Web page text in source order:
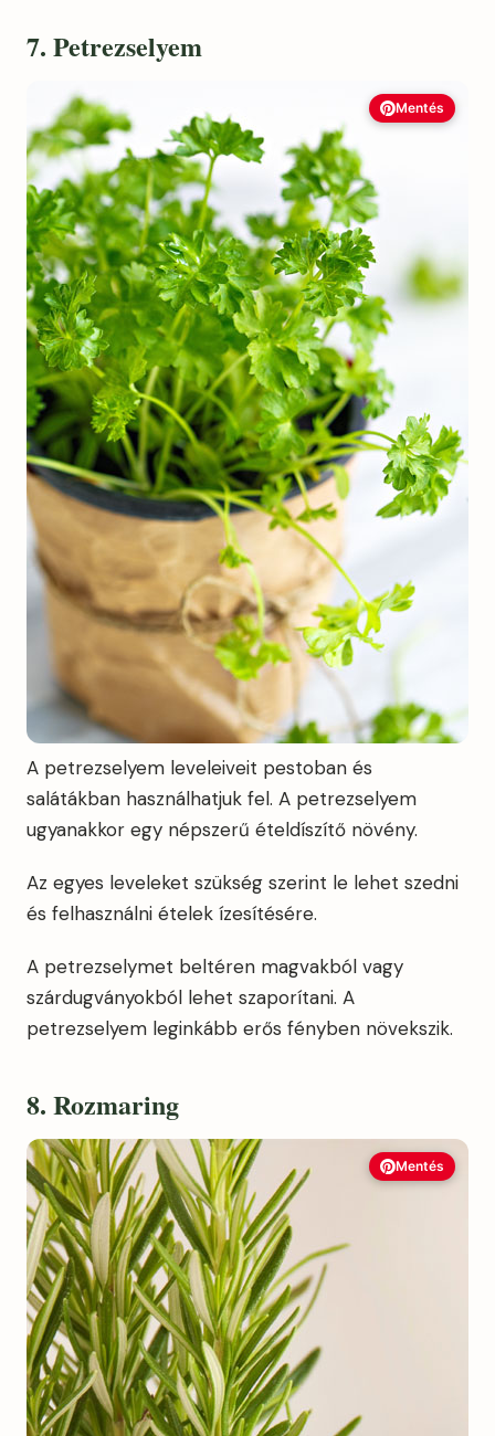
7. Petrezselyem
Mentés
A petrezselyem leveleiveit pestoban és
salátákban használhatjuk fel. A petrezselyem
ugyanakkor egy népszerű ételdíszítő növény.
Az egyes leveleket szükség szerint le lehet szedni
és felhasználni ételek ízesítésére.
A petrezselymet beltéren magvakból vagy
szárdugványokból lehet szaporítani. A
petrezselyem leginkább erős fényben növekszik.
8. Rozmaring
Mentés